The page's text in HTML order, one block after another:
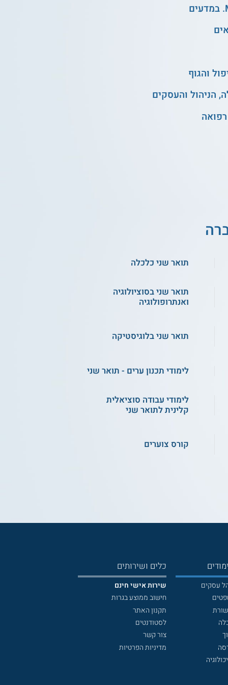
והגוף
הניהול והעסקים
תואר שני כלכלה
תואר שני בסוציולוגיה
ואנתרופולוגיה
תואר שני בלוגיסטיקה
לימודי תכנון ערים - תואר שני
לימודי עבודה סוציאלית
קלינית לתואר שני
קורס צוערים
עסקים
כלים ושירותים
שירות אישי חינם
חישוב ממוצע בגרות
תקנון האתר
לסטודנטים
צור קשר
מדיניות הפרטיות